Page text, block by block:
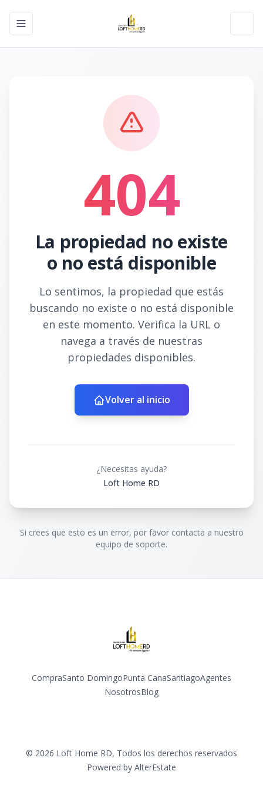
Toggle navigation menu
404
La propiedad no existe
o no está disponible
Lo sentimos, la propiedad que estás
buscando no existe o no está disponible
en este momento. Verifica la URL o
navega a través de nuestras
propiedades disponibles.
Volver al inicio
¿Necesitas ayuda?
Loft Home RD
Si crees que esto es un error, por favor contacta a nuestro
equipo de soporte.
CompraSanto DomingoPunta CanaSantiagoAgentes
NosotrosBlog
© 2026 Loft Home RD, Todos los derechos reservados
Powered by AlterEstate